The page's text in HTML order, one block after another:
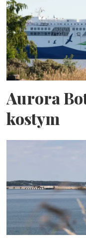
Aurora
kostym